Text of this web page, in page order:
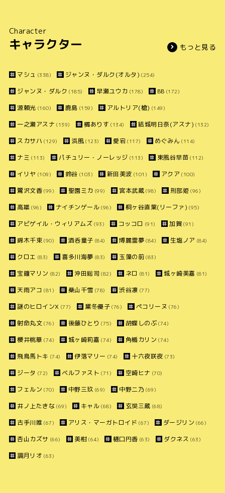
Character
キャラクター もっと見る
マシュ (338) ジャンヌ・ダルク(オルタ) (254)
ジャンヌ・ダルク (185) 早瀬ユウカ (178) BB (172)
源頼光 (160) 鹿島 (159) アルトリア(槍) (149)
一之瀬アスナ (139) 橘ありす (134) 結城明日奈(アスナ) (132)
スカサハ (129) 浜風 (123) 愛宕 (117) めぐみん (114)
ナミ (113) パチュリー・ノーレッジ (113) 東風谷早苗 (112)
イリヤ (109) 鈴谷 (103) 新田美波 (101) アクア (100)
鷺沢文香 (99) 聖園ミカ (99) 宮本武蔵 (98) 刑部姫 (96)
高雄 (96) ナイチンゲール (96) 桐ヶ谷直葉(リーファ) (95)
アビゲイル・ウィリアムズ (93) コッコロ (91) 加賀 (91)
錦木千束 (90) 酒呑童子 (84) 博麗霊夢 (84) 生塩ノア (84)
クロエ (83) 喜多川海夢 (83) 玉藻の前 (83)
宝鐘マリン (82) 沖田総司 (82) ネロ (81) 城ヶ崎美嘉 (81)
天雨アコ (81) 桑山千雪 (78) 渋谷凛 (77)
謎のヒロインX (77) 黛冬優子 (76) ペコリーヌ (76)
射命丸文 (76) 後藤ひとり (75) 胡蝶しのぶ(74)
櫻井桃華 (74) 城ヶ崎莉嘉 (74) 角楯カリン (74)
飛鳥馬トキ (74) 伊落マリー (74) 十六夜咲夜 (73)
ジータ (72) ベルファスト (71) 空崎ヒナ (70)
フェルン (70) 中野三玖 (69) 中野二乃 (69)
井ノ上たきな (69) キャル (68) 玄奘三蔵 (68)
古手川唯 (67) アリス・マーガトロイド (67) ダージリン (66)
杏山カズサ (66) 美柑 (64) 樋口円香 (63) ダクネス (63)
調月リオ (63)